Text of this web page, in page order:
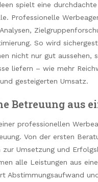
spielt eine
Professionelle
So wird
nicht nur gut aussehen,
liefern – wie mehr
gesteigerten Umsatz.
Betreuung aus
professionellen
Von der ersten
zur Umsetzung und
alle Leistungen aus
Abstimmungsaufwand